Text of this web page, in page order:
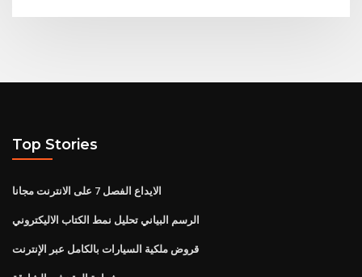
Top Stories
الايداع الفصل 7 على الانترنت مجانا
الرسم البياني تحليل نمط الكتاب الاليكتروني
قروض ملكية السيارات بالكامل عبر الإنترنت